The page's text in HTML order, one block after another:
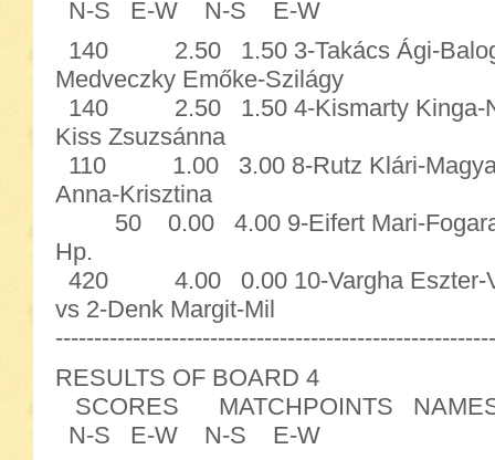
N-S E-W N-S E-W
140 2.50 1.50 3-Takács Ági-
Medveczky Emőke-Szilágy
140 2.50 1.50 4-Kismarty Kinga-
Kiss Zsuzsánna
110 1.00 3.00 8-Rutz Klári-
Anna-Krisztina
50 0.00 4.00 9-Eifert Mari-
Hp.
420 4.00 0.00 10-Vargha Eszter-
vs 2-Denk Margit-Mil
RESULTS OF BOARD 4
SCORES MATCHPOINTS
N-S E-W N-S E-W